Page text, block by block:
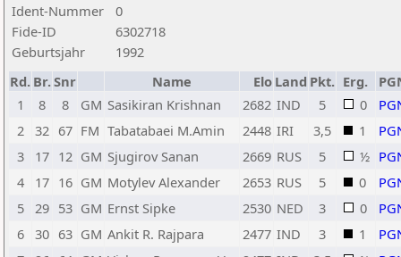
Ident-Nummer
0
Fide-ID
6302718
Geburtsjahr
1992
Rd. Br.Snr Name Elo Land Pkt. Erg.
1
8 8 GM Sasikiran Krishnan 2682 IND 5 0
2
32 67 FM Tabatabaei M.Amin 2448 IRI 3,5 1
3
17 12 GM Sjugirov Sanan 2669 RUS 5 ½
4
17 16 GM Motylev Alexander 2653 RUS 5 0
5
29 53 GM Ernst Sipke 2530 NED 3 0
6
30 63 GM Ankit R. Rajpara 2477 IND 3 1